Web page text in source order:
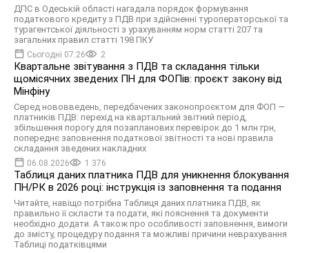
ДПС в Одеській області нагадала порядок формування
податкового кредиту з ПДВ при здійсненні туроператорської та
турагентської діяльності з урахуванням норм статті 207 та
загальних правил статті 198 ПКУ
Сьогодні 07:26 2
Квартальне звітування з ПДВ та складання тільки
щомісячних зведених ПН для ФОПів: проєкт закону від
Мінфіну
Серед нововведень, передбачених законопроєктом для ФОП —
платників ПДВ: перехід на квартальний звітний період,
збільшення порогу для позапланових перевірок до 1 млн грн,
попереднє заповнення податкової звітності та нові правила
складання зведених накладних
06.08.2026 1 376
Таблиця даних платника ПДВ для уникнення блокування
ПН/РК в 2026 році: інструкція із заповнення та подання
Читайте, навіщо потрібна Таблиця даних платника ПДВ, як
правильно її скласти та подати, які пояснення та документи
необхідно додати. А також про особливості заповнення, вимоги
до змісту, процедуру подання та можливі причини неврахування
Таблиці податківцями